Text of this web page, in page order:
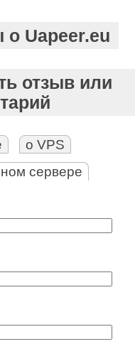
Uapeer.eu
отзыв или
о VPS
сервере